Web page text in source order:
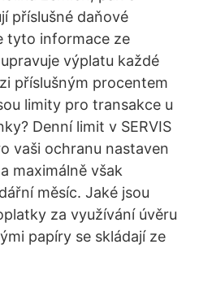
příslušné daňové
tyto informace ze
výplatu každé
příslušným procentem
limity pro transakce u
Denní limit v SERVIS
vaši ochranu nastaven
maximálně však
měsíc. Jaké jsou
za využívání úvěru
papíry se skládají ze